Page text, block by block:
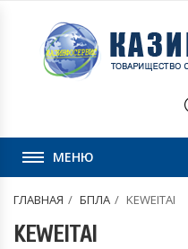
МЕНЮ
ГЛАВНАЯ БПЛА KEWEITAI
KEWEITAI